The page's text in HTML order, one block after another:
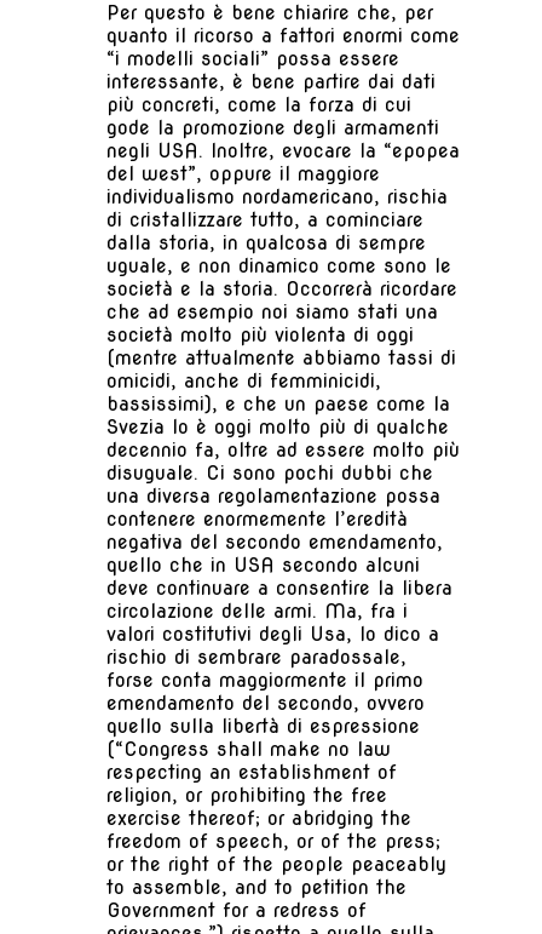
Per questo è bene chiarire che, per
quanto il ricorso a fattori enormi come
“i modelli sociali” possa essere
interessante, è bene partire dai dati
più concreti, come la forza di cui
gode la promozione degli armamenti
negli USA. Inoltre, evocare la “epopea
del west”, oppure il maggiore
individualismo nordamericano, rischia
di cristallizzare tutto, a cominciare
dalla storia, in qualcosa di sempre
uguale, e non dinamico come sono le
società e la storia. Occorrerà ricordare
che ad esempio noi siamo stati una
società molto più violenta di oggi
(mentre attualmente abbiamo tassi di
omicidi, anche di femminicidi,
bassissimi), e che un paese come la
Svezia lo è oggi molto più di qualche
decennio fa, oltre ad essere molto più
disuguale. Ci sono pochi dubbi che
una diversa regolamentazione possa
contenere enormemente l’eredità
negativa del secondo emendamento,
quello che in USA secondo alcuni
deve continuare a consentire la libera
circolazione delle armi. Ma, fra i
valori costitutivi degli Usa, lo dico a
rischio di sembrare paradossale,
forse conta maggiormente il primo
emendamento del secondo, ovvero
quello sulla libertà di espressione
(“Congress shall make no law
respecting an establishment of
religion, or prohibiting the free
exercise thereof; or abridging the
freedom of speech, or of the press;
or the right of the people peaceably
to assemble, and to petition the
Government for a redress of